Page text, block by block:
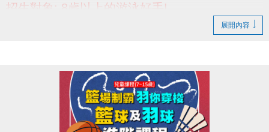
招生對象: 8歲以上的游泳好手!
小提醒，請詳閱各項課程必要條件喔~
------------------------------------------
若有相關問題，請不吝撥打03-2639066 #114、115!
展開內容